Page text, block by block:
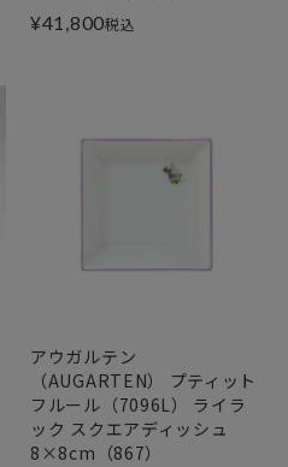
¥41,800税込
アウガルテン
（AUGARTEN） プティット
フルール（7096L） ライラ
ック スクエアディッシュ
8×8cm（867）